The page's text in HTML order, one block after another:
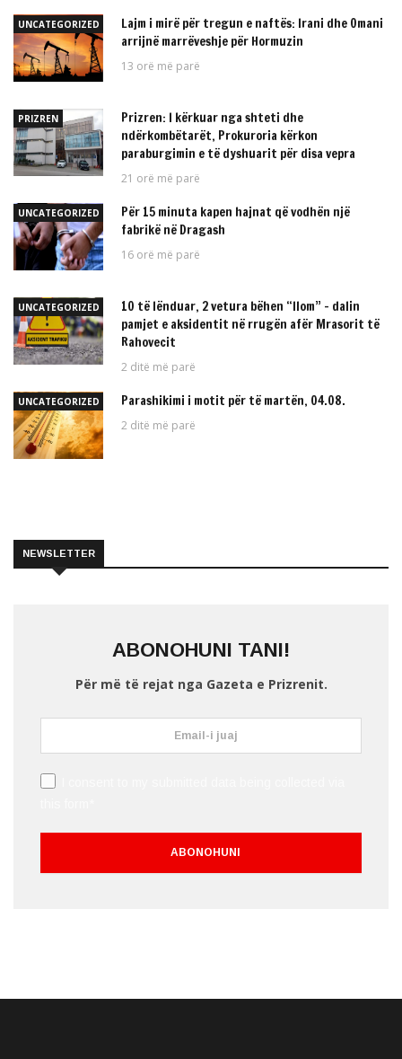
UNCATEGORIZED
Lajm i mirë për tregun e naftës: Irani dhe Omani
arrijnë marrëveshje për Hormuzin
13 orë më parë
PRIZREN
Prizren: I kërkuar nga shteti dhe
ndërkombëtarët, Prokuroria kërkon
paraburgimin e të dyshuarit për disa vepra
21 orë më parë
UNCATEGORIZED
Për 15 minuta kapen hajnat që vodhën një
fabrikë në Dragash
16 orë më parë
UNCATEGORIZED
10 të lënduar, 2 vetura bëhen “llom” – dalin
pamjet e aksidentit në rrugën afër Mrasorit të
Rahovecit
2 ditë më parë
UNCATEGORIZED Parashikimi i motit për të martën, 04.08.
2 ditë më parë
NEWSLETTER
ABONOHUNI TANI!
Për më të rejat nga Gazeta e Prizrenit.